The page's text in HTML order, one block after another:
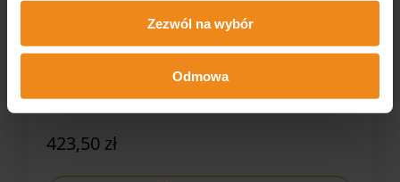
Zezwól na wybór
Odmowa
Model kostny biodra psa
Eickemeyer Dostępny
423,50 zł